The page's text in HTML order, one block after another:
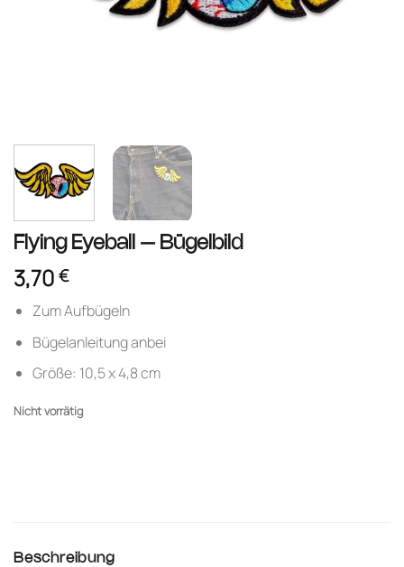
Flying Eyeball – Bügelbild
3,70 €
Zum Aufbügeln
Bügelanleitung anbei
Größe: 10,5 x 4,8 cm
Nicht vorrätig
Beschreibung